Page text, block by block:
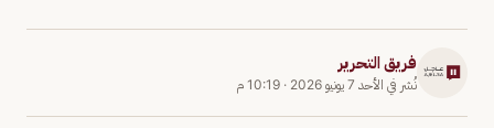
فريق التحرير
نُشر في الأحد 7 يونيو 2026 · 10:19 م